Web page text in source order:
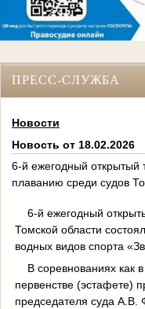
ПРЕСС-СЛУЖБА
Новости
Новость от 18.02.2026
6-й ежегодный открытый
плаванию среди судов
6-й ежегодный
Томской области
водных видов спорта
В соревнованиях как
первенстве (эстафете)
председателя суда